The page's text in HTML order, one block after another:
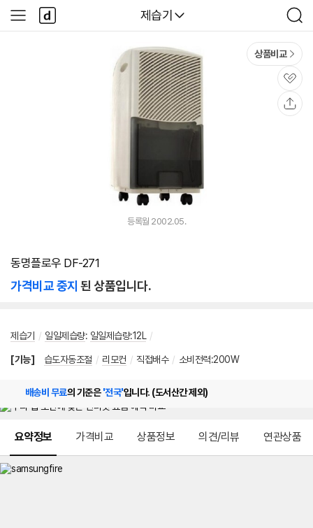
다나와
제습기
검
색
사
이
다
나
와
상품비교
관
심
등록월 2002.05.
동명플로우 DF-271
가격비교 중지 된 상품입니다.
제습기 / 일일제습량: 일일제습량:12L /
[기능] 습도자동조절 / 리모컨 / 직접배수 / 소비전력:200W
배송비 무료의 기준은'전국'입니다. (도서산간 제외)
요약정보 가격비교 상품정보 의견/리뷰 연관상품